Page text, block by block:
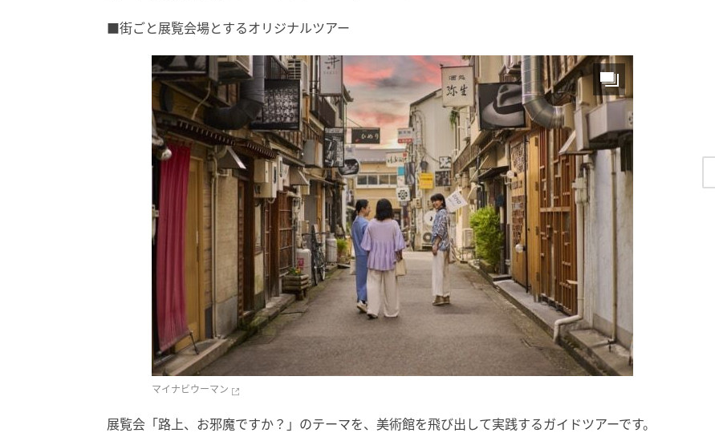
■街ごと展覧会場とするオリジナルツアー
マイナビウーマン
展覧会「路上、お邪魔ですか？」のテーマを、美術館を飛び出して実践するガイドツアーです。